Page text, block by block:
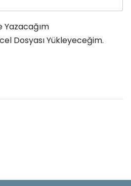
Yazacağım
Dosyası Yükleyeceğim.